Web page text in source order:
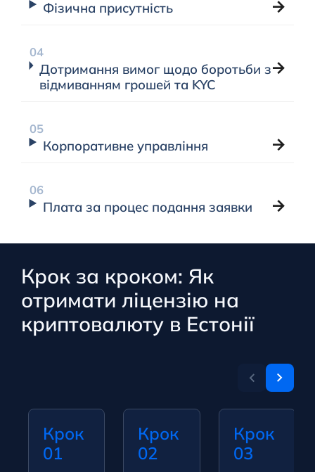
Фізична присутність
Дотримання вимог щодо боротьби з
відмиванням грошей та KYC
Корпоративне управління
Плата за процес подання заявки
Крок за кроком: Як
отримати ліцензію на
криптовалюту в Естонії
Крок
01
Крок
02
Крок
03